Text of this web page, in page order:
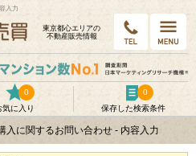
入力
東京都⼼エリアの
不動産販売情報
気に入り
0
保存した検索条件
0
入に関するお問い合わせ - 内容入力